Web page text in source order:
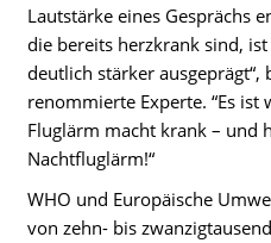
Lautstärke eines Gesprächs
die bereits herzkrank sind,
deutlich stärker
renommierte Experte. “Es ist
Fluglärm macht krank – und
Nachtfluglärm!“
WHO und Europäische
von zehn- bis